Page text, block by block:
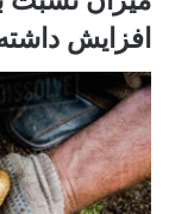
افزایش